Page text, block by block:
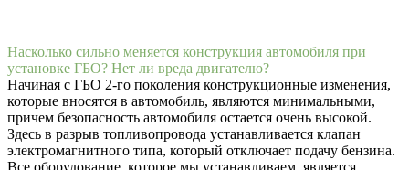
Насколько сильно меняется конструкция автомобиля при
установке ГБО? Нет ли вреда двигателю?
Начиная с ГБО 2-го поколения конструкционные изменения,
которые вносятся в автомобиль, являются минимальными,
причем безопасность автомобиля остается очень высокой.
Здесь в разрыв топливопровода устанавливается клапан
электромагнитного типа, который отключает подачу бензина.
Все оборудование, которое мы устанавливаем, является